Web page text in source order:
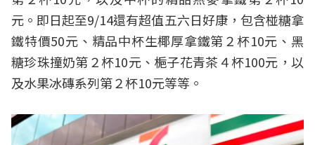
元。即日起至9/14還有超值五六日好康，包含椪糖拿
鐵特價50元、精品中杯生椰厚拿鐵第２杯10元、黑
糖珍珠撞奶第２杯10元、梔子花青茶４杯100元，以
及水果冰磚系列第２杯10元等等。